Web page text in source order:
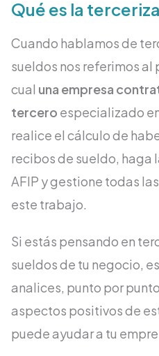
Qué es la
Cuando hablamos de
sueldos nos referimos al
cual una empresa
tercero especializado
realice el cálculo de
recibos de sueldo, haga
AFIP y gestione todas
este trabajo.
Si estás pensando en
sueldos de tu negocio,
analices, punto por
aspectos positivos de
puede ayudar a tu